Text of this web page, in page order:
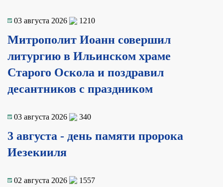
03 августа 2026 1210
Митрополит Иоанн совершил
литургию в Ильинском храме
Старого Оскола и поздравил
десантников с праздником
03 августа 2026 340
3 августа - день памяти пророка
Иезекииля
02 августа 2026 1557